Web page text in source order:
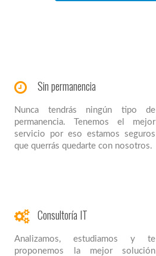
Sin permanencia
Nunca tendrás ningún tipo de
permanencia. Tenemos el mejor
servicio por eso estamos seguros
que querrás quedarte con nosotros.
Consultoría IT
Analizamos, estudiamos y te
proponemos la mejor solución